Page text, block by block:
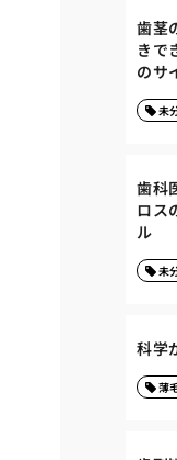
歯茎
きで
のサ
未
歯科
ロス
ル
未
科学
薄